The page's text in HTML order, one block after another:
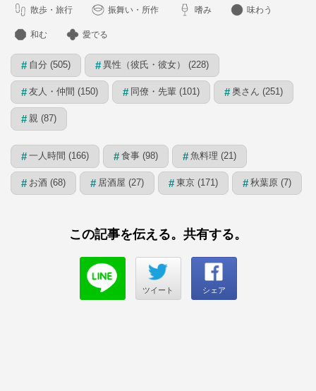
散歩・旅行 振舞い・所作 嗜み 味わう
和む 愛でる
# 自分 (505) # 異性（彼氏・彼女） (228)
# 友人・仲間 (150) # 同僚・先輩 (101) # 奥さん (251)
# 親 (87)
# 一人時間 (166) # 食事 (98) # 魚料理 (21)
# お酒 (68) # 居酒屋 (27) # 東京 (171) # 秋葉原 (7)
この記事を伝える。共有する。
ツイート シェア